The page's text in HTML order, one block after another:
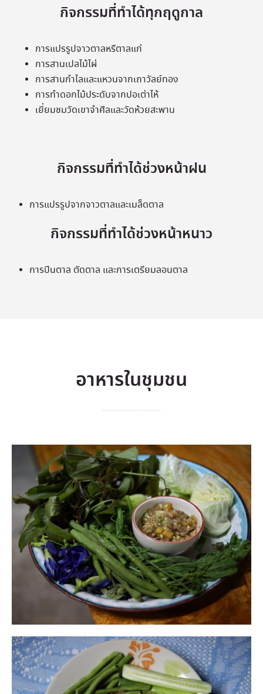
กิจกรรมที่ทำได้ทุกฤดูกาล
การแปรรูปจาวตาลหรืตาลแก่
การสานเปลไม้ไผ่
การสานกำไลและแหวนจากเถาวัลย์ทอง
การทำดอกไม้ประดับจากปอเต่าไห้
เยี่ยมชมวัดเขาจำศีลและวัดห้วยสะพาน
กิจกรรมที่ทำได้ช่วงหน้าฝน
การแปรรูปจากจาวตาลและเมล็ดตาล
กิจกรรมที่ทำได้ช่วงหน้าหนาว
การปีนตาล ตัดตาล และการเตรียมลอนตาล
อาหารในชุมชน